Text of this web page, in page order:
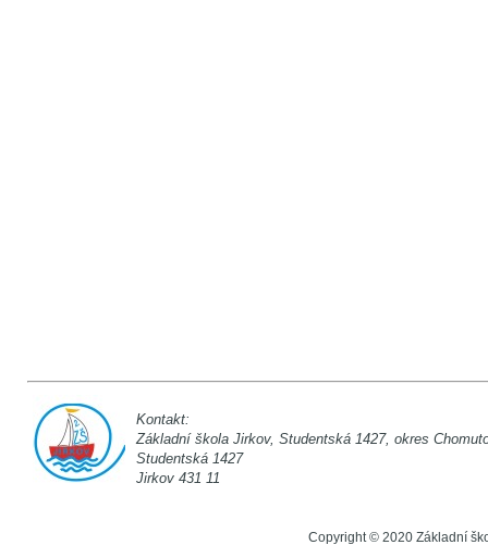
Kontakt:
Základní škola Jirkov, Studentská
Studentská
Jirkov 431 11
Copyright © 2020 Základní